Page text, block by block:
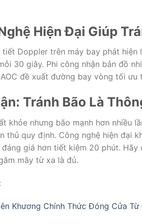
Hiện Đại Giúp
tiết Doppler trên máy bay phát
30 giây. Phi công nhận bản đồ
đề xuất đường bay vòng tối ưu
Tránh Bão Là
khỏe nhưng bão mạnh hơn nhiều
thủ quy định. Công nghệ hiện đại
đáng giá hơn tiết kiệm 20 phút.
mây từ xa là đủ.
Khương Chính Thức Đóng Cửa